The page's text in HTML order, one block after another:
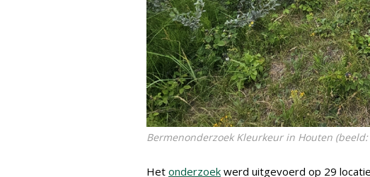
Bermenonderzoek Kleurkeur in Houten (beeld:
Het onderzoek werd uitgevoerd op 29